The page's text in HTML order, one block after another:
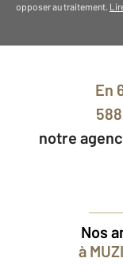
opposer au traitement.
En
notre
Nos
à